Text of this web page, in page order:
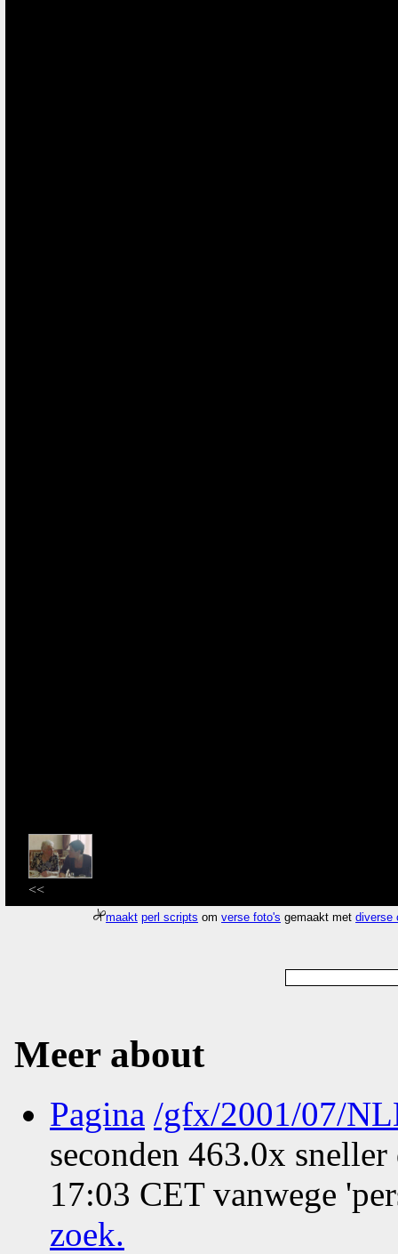
<<
maakt perl scripts omverse foto's gemaakt metdiverse
Meer about
Pagina /gfx/2001/07/
seconden 463.0x
17:03 CET vanwege
zoek.